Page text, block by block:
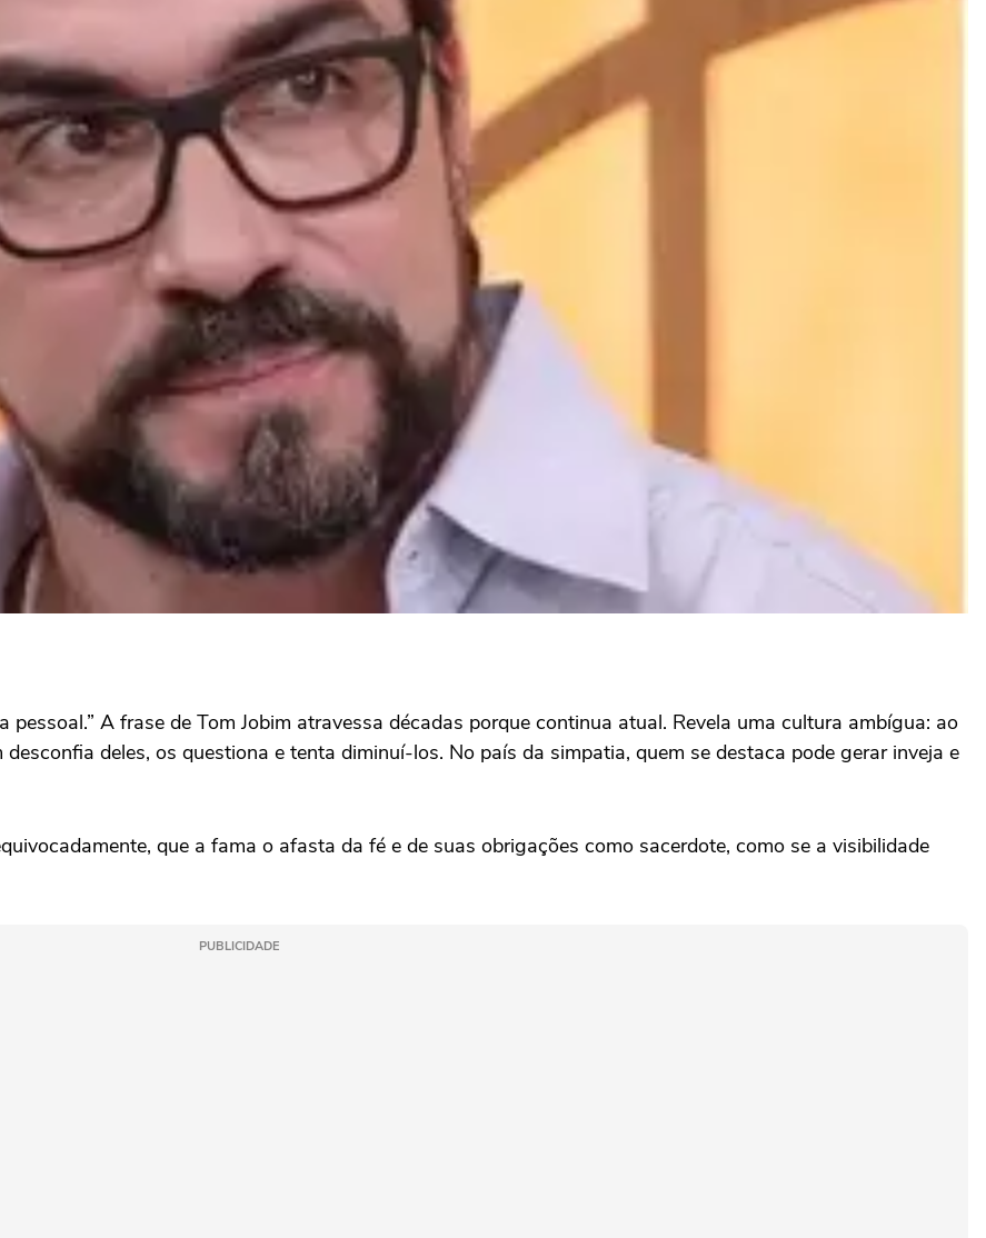
A frase de Tom Jobim atravessa décadas porque continua atual. Revela uma cultura ambígua: ao
deles, os questiona e tenta diminuí-los. No país da simpatia, quem se destaca pode gerar inveja e
que a fama o afasta da fé e de suas obrigações como sacerdote, como se a visibilidade
PUBLICIDADE